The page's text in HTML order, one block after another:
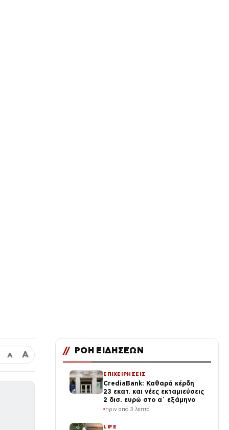
Α Α // ΡΟΗ ΕΙΔΗΣΕΩΝ
ΕΠΙΧΕΙΡΗΣΕΙΣ
CrediaBank: Καθαρά κέρδη
23 εκατ. και νέες εκταμιεύσεις
2 δισ. ευρώ στο α΄ εξάμηνο
πριν από 3 λεπτά
LIFE